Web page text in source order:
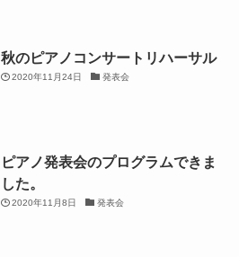
秋のピアノコンサートリハーサル
2020年11月24日 発表会
ピアノ発表会のプログラムできま
した。
2020年11月8日 発表会